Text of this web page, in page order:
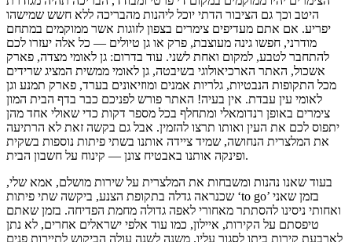
היטב וכך גם הציבור הדתי יוכל ליהנות מהבריכה ללא חשש שמישהו
יפריע. אם אתם מעדיפים צימרים בצפון לזוגות אשר ממוקמים במתחם
מודרני, חפשו גינה מעוצבת, פרק או גן טיולים — כל אלה יעזרו לכם
להתחבר לטבע, למקום ואחת לשני. עוד בדרום: גן לאומי מצדה, פארק
אשכול, האתר הארכיאולוגי בשיבטה, גן לאומי ממשית המציג שרידים
מכל התקופות הנבטיות, גלריות אמנים ומוזיאונים בערד, פארק תמנע וגן
לאומי עין עבדת. אין בעיה! האתר פורש לפניכם כבר בדף הבית המון
צימרים באופן רנדומאלי ומתחלף בכל מספר דקות כדי שאולי אחד מהן
יתפוס לכם את העין ואותו תרצו להזמין. אבל גם בקשה זאת לא הרתיעה
את המלצרית הנחושה, שמיד ציידה אותנו בשתי פיתות נוספות בשקית
ופינקה אותנו באבטיח צונן — קינוח על חשבון הבית.
בעוד שאנו נהנות ומשבחות את המלצרית על שירות מושלם, אמא שלי,
שכנראה גדלה בתקופת הצנע, ביקשה שתי פיתות ‘to go’ בזמן שאני
ואחותי ניסינו להסתתר מאחורי לאפה גדולה מחמת הפדיחה. בזמן שאתם
טיפסתם על הקירות, איילון, כמו עוד אלפי ישראלים אחרים, לא נתן
לארבעת קירות ביתו לסגור עליו. משנה לשנה עולה הביקוש לתיירות פנים